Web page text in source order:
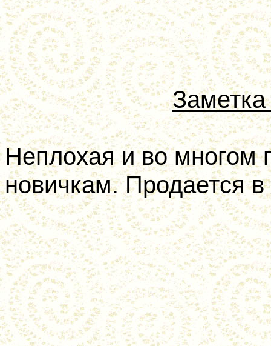
Неплохая и во многом
новичкам. Продается